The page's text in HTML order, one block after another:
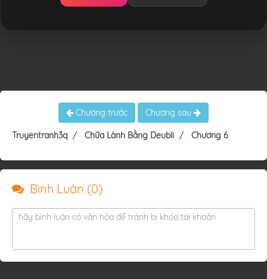
Chương trước Chương sau
Truyentranh3q Chữa Lành Bằng Deubli Chương 6
Bình Luận (0)
hãy bình luận có văn hóa để tránh bị khóa tài khoản